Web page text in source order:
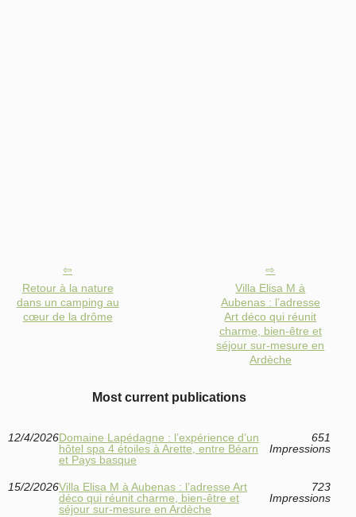
Retour à la nature
dans un camping au
cœur de la drôme
Villa Elisa M à
Aubenas : l’adresse
Art déco qui réunit
charme, bien-être et
séjour sur-mesure en
Ardèche
Most current publications
12/4/2026Domaine Lapédagne : l’expérience d’un
hôtel spa 4 étoiles à Arette, entre Béarn
et Pays basque
651
Impressions
15/2/2026Villa Elisa M à Aubenas : l’adresse Art
déco qui réunit charme, bien-être et
séjour sur-mesure en Ardèche
723
Impressions